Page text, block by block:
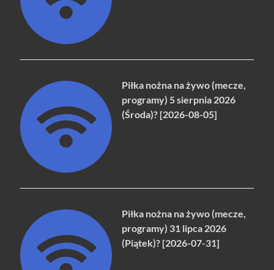
Piłka nożna na żywo (mecze,
programy) 5 sierpnia 2026
(Środa)? [2026-08-05]
Piłka nożna na żywo (mecze,
programy) 31 lipca 2026
(Piątek)? [2026-07-31]